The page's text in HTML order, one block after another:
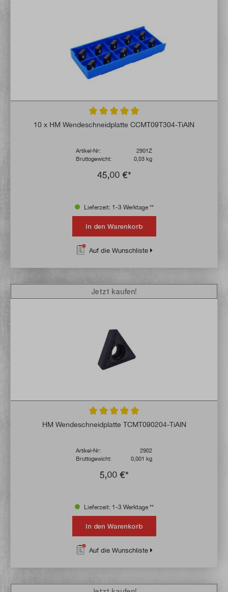
Durchschnittliche Bewertung von 4.9 von
10 x HM Wendeschneidplatte CCMT09T304-TiAlN
Artikel-Nr:
2901Z
Bruttogewicht:
0,03 kg
45,00 €*
Lieferzeit: 1-3 Werktage **
In den Warenkorb
Auf die Wunschliste
Durchschnittliche Bewertung von 5 von 5
HM Wendeschneidplatte TCMT090204-TiAlN
Artikel-Nr:
2902
Bruttogewicht:
0,001 kg
5,00 €*
Jetzt kaufen!
Lieferzeit: 1-3 Werktage **
In den Warenkorb
Auf die Wunschliste